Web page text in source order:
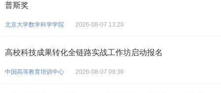
普斯奖
北京大学数学科学学院 2026-08-07 13:20
高校科技成果转化全链路实战工作坊启动报名
中国高等教育培训中心 2026-08-07 09:36